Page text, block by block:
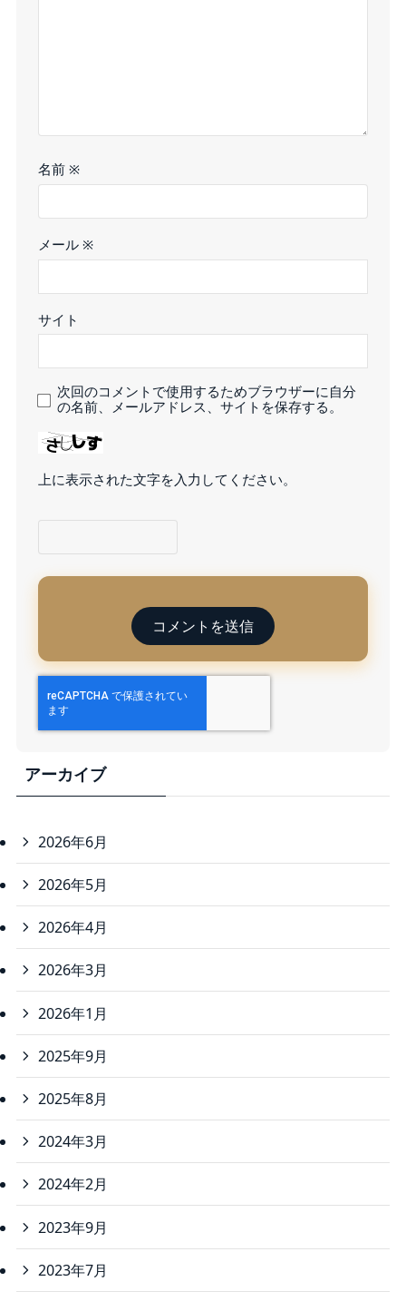
名前※
メール※
サイト
次回のコメントで使用するためブラウザーに自分
の名前、メールアドレス、サイトを保存する。
上に表示された文字を入力してください。
アーカイブ
2026年6月
2026年5月
2026年4月
2026年3月
2026年1月
2025年9月
2025年8月
2024年3月
2024年2月
2023年9月
2023年7月